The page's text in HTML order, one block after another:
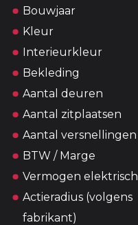
Bouwjaar
Kleur
Interieurkleur
Bekleding
Aantal deuren
Aantal zitplaatsen
Aantal versnellingen
BTW / Marge
Vermogen elektrisch
Actieradius (volgens
fabrikant)